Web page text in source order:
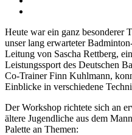
Heute war ein ganz besonderer
unser lang erwarteter
Leitung von Sascha Rettberg,
Leistungssport des Deutschen
Co-Trainer Finn Kuhlmann,
Einblicke in verschiedene
Der Workshop richtete sich an
ältere Jugendliche aus dem
Palette an Themen: